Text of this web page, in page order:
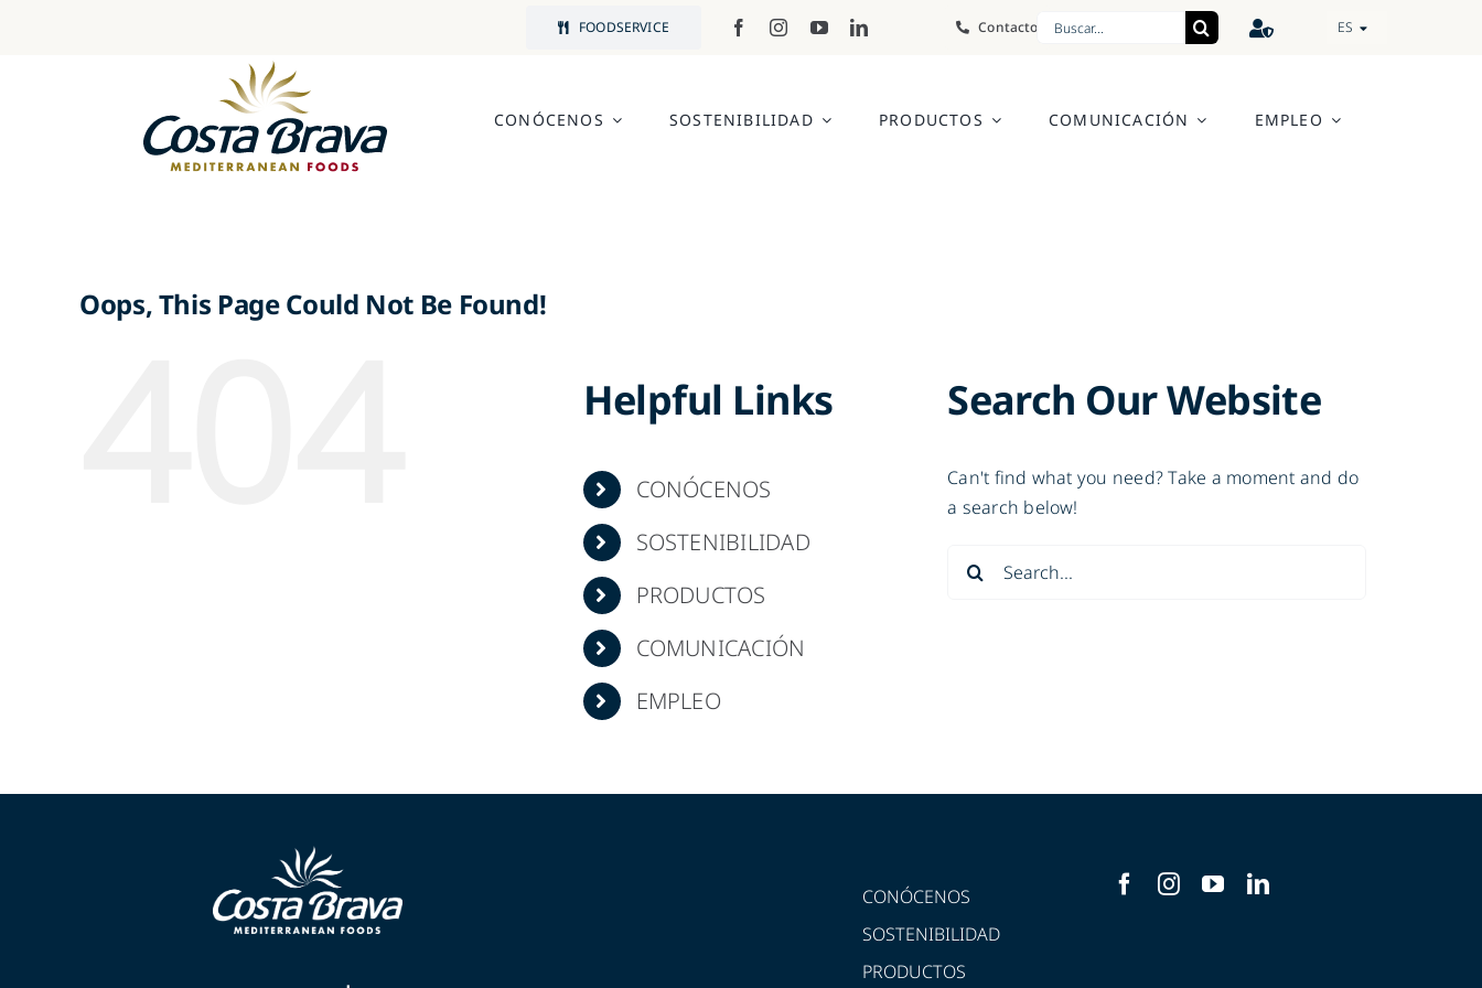
FOODSERVICE ContactoSearch
ES
CONÓCENOS SOSTENIBILIDAD PRODUCTOS COMUNICACIÓN EMPLEO
Oops, This Page Could Not Be Found!
Helpful Links
CONÓCENOS
SOSTENIBILIDAD
PRODUCTOS
COMUNICACIÓN
EMPLEO
Search Our Website
Can't find what you need? Take a moment and do
a search below!
Search
CONÓCENOS
SOSTENIBILIDAD
PRODUCTOS